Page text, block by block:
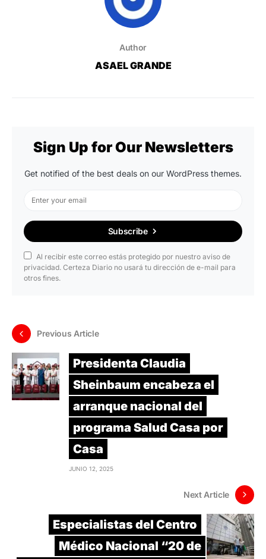
Author
ASAEL GRANDE
Sign Up for Our Newsletters
Get notified of the best deals on our WordPress themes.
Subscribe
Al recibir este correo estás protegido por nuestro aviso de
privacidad. Certeza Diario no usará tu dirección de e-mail para
otros fines.
Previous Article
Presidenta Claudia
Sheinbaum encabeza el
arranque nacional del
programa Salud Casa por
Casa
JUNIO 12, 2025
Next Article
Especialistas del Centro
Médico Nacional “20 de